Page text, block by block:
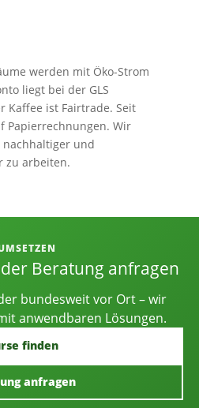
werden mit Öko-Strom
liegt bei der GLS
Kaffee ist Fairtrade. Seit
Papierrechnungen. Wir
und
zu arbeiten.
und
Beratung anfragen
bundesweit vor Ort – wir
anwendbaren Lösungen.
finden
anfragen